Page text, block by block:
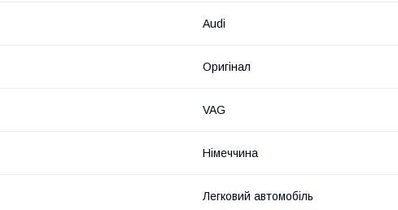
Audi
Оригінал
VAG
Німеччина
Легковий автомобіль